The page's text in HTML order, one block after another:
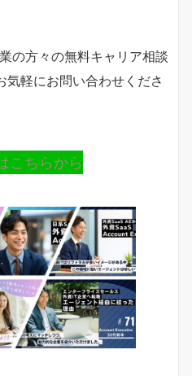
の方々の無料キャリア相談
気軽にお問い合わせくださ
こちらから